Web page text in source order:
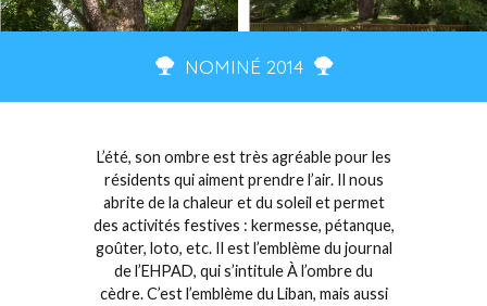
NOMINÉ 2014
L’été, son ombre est très agréable pour les
résidents qui aiment prendre l’air. Il nous
abrite de la chaleur et du soleil et permet
des activités festives : kermesse, pétanque,
goûter, loto, etc. Il est l’emblème du journal
de l’EHPAD, qui s’intitule À l’ombre du
cèdre. C’est l’emblème du Liban, mais aussi